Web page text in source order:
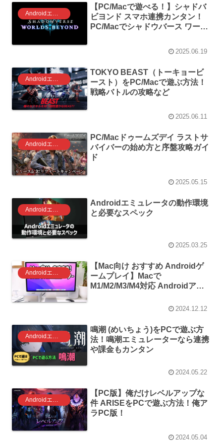
Androidエミュレータ ゲーム
【PC/Macで遊べる！】シャドバ
ビヨンド スマホ連携カンタン！
PC/Macでシャドウバース ワール
2025.06.19
TOKYO BEAST（トーキョービ
ースト）をPC/Macで遊ぶ方法！
戦略バトルの攻略など
2025.06.11
Androidエミュレータ ゲーム
PC/Macドゥームズデイ ラストサ
バイバーの始め方と序盤攻略ガイ
ド
2025.05.15
Androidエミュレータの動作環境
と必要なスペック
2025.03.25
Androidエミュレーター
【Mac向け おすすめ Androidゲ
ームプレイ】Macで
M1/M2/M3/M4対応 Androidアプ
2024.12.12
Androidエミュレータ ゲーム
鳴潮 (めいちょう)をPCで遊ぶ方
法！鳴潮エミュレーターなら連携
や課金もカンタン
2024.05.22
Androidエミュレータ ゲーム
【PC版】俺だけレベルアップな
件 ARISEをPCで遊ぶ方法！俺ア
ラPC版！
2024.05.04